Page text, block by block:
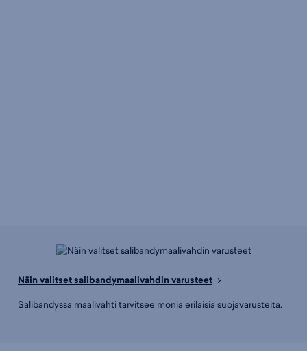
Näin valitset salibandymaalivahdin varusteet
Salibandyssa maalivahti tarvitsee monia erilaisia suojavarusteita.